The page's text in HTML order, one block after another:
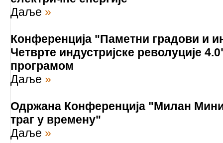
Даље »
Конференција "Паметни градови и
Четврте индустријске револуције
програмом
Даље »
Одржана Конференција "Милан
траг у времену"
Даље »